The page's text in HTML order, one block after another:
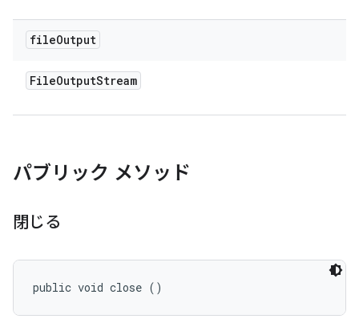
fileOutput
FileOutputStream
パブリック メソッド
閉じる
public void close ()